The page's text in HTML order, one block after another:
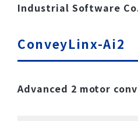
Industrial Software
ConveyLinx-Ai2
Advanced 2 motor